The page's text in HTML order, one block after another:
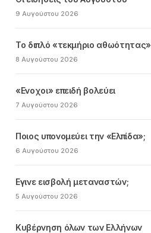
9 Αυγούστου 2026
Το διπλό «τεκμήριο αθωότητας»
8 Αυγούστου 2026
«Ενοχοι» επειδή βολεύει
7 Αυγούστου 2026
Ποιος υπονομεύει την «Ελπίδα»;
6 Αυγούστου 2026
Εγινε εισβολή μεταναστών;
5 Αυγούστου 2026
Κυβέρνηση όλων των Ελλήνων